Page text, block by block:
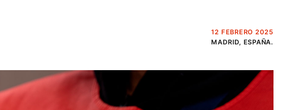
12 FEBRERO 2025
MADRID, ESPAÑA.